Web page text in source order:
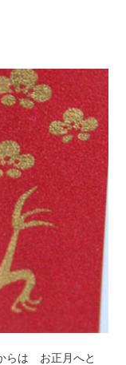
らは お正月へと